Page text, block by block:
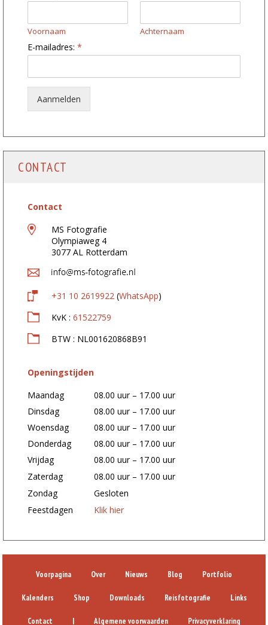
Voornaam Achternaam
*
n
a
m
*
E-mailadres:*
Aanmelden
CONTACT
Contact
MS Fotografie
Olympiaweg 4
3077 AL Rotterdam
+31 10 2619922 (WhatsApp)
KvK :61522759
BTW : NL001620868B91
Openingstijden
Maandag
08.00 uur – 17.00 uur
Dinsdag
08.00 uur – 17.00 uur
Woensdag
08.00 uur – 17.00 uur
Donderdag
08.00 uur – 17.00 uur
Vrijdag
08.00 uur – 17.00 uur
Zaterdag
08.00 uur – 17.00 uur
Zondag
Gesloten
Feestdagen
Klik hier
Voorpagina Over Nieuws Blog Portfolio
Kalenders Shop Downloads Reisfotografie Links
Contact | Algemene voorwaarden Privacyverklaring